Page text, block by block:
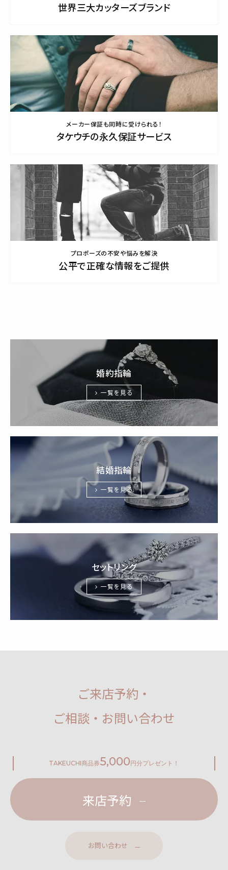
世界三大カッターズブランド
メーカー保証も同時に受けられる！
タケウチの永久保証サービス
プロポーズの不安や悩みを解決
公平で正確な情報をご提供
婚約指輪
一覧を見る
結婚指輪
一覧を見る
セットリング
一覧を見る
ご来店予約・
ご相談・お問い合わせ
TAKEUCHI商品券5,000 円分プレゼント！
来店予約
お問い合わせ